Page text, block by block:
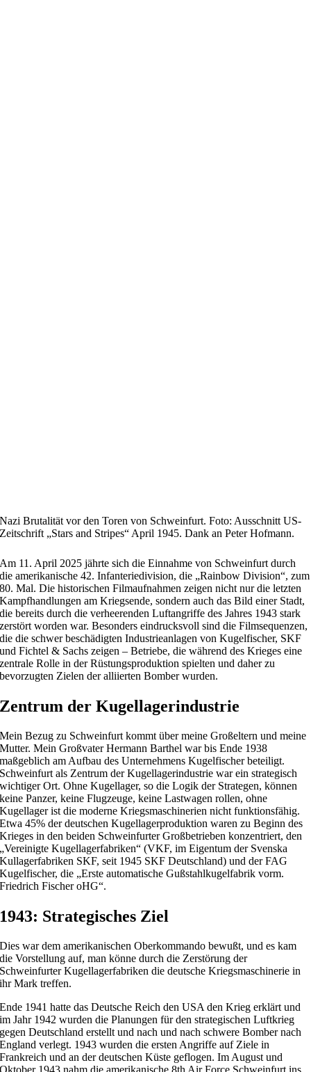
Nazi Brutalität vor den Toren von Schweinfurt. Foto: Ausschnitt US-
Zeitschrift „Stars and Stripes“ April 1945. Dank an Peter Hofmann.
Am 11. April 2025 jährte sich die Einnahme von Schweinfurt durch
die amerikanische 42. Infanteriedivision, die „Rainbow Division“, zum
80. Mal. Die historischen Filmaufnahmen zeigen nicht nur die letzten
Kampfhandlungen am Kriegsende, sondern auch das Bild einer Stadt,
die bereits durch die verheerenden Luftangriffe des Jahres 1943 stark
zerstört worden war. Besonders eindrucksvoll sind die Filmsequenzen,
die die schwer beschädigten Industrieanlagen von Kugelfischer, SKF
und Fichtel & Sachs zeigen – Betriebe, die während des Krieges eine
zentrale Rolle in der Rüstungsproduktion spielten und daher zu
bevorzugten Zielen der alliierten Bomber wurden.
Zentrum der Kugellagerindustrie
Mein Bezug zu Schweinfurt kommt über meine Großeltern und meine
Mutter. Mein Großvater Hermann Barthel war bis Ende 1938
maßgeblich am Aufbau des Unternehmens Kugelfischer beteiligt.
Schweinfurt als Zentrum der Kugellagerindustrie war ein strategisch
wichtiger Ort. Ohne Kugellager, so die Logik der Strategen, können
keine Panzer, keine Flugzeuge, keine Lastwagen rollen, ohne
Kugellager ist die moderne Kriegsmaschinerien nicht funktionsfähig.
Etwa 45% der deutschen Kugellagerproduktion waren zu Beginn des
Krieges in den beiden Schweinfurter Großbetrieben konzentriert, den
„Vereinigte Kugellagerfabriken“ (VKF, im Eigentum der Svenska
Kullagerfabriken SKF, seit 1945 SKF Deutschland) und der FAG
Kugelfischer, die „Erste automatische Gußstahlkugelfabrik vorm.
Friedrich Fischer oHG“.
1943: Strategisches Ziel
Dies war dem amerikanischen Oberkommando bewußt, und es kam
die Vorstellung auf, man könne durch die Zerstörung der
Schweinfurter Kugellagerfabriken die deutsche Kriegsmaschinerie in
ihr Mark treffen.
Ende 1941 hatte das Deutsche Reich den USA den Krieg erklärt und
im Jahr 1942 wurden die Planungen für den strategischen Luftkrieg
gegen Deutschland erstellt und nach und nach schwere Bomber nach
England verlegt. 1943 wurden die ersten Angriffe auf Ziele in
Frankreich und an der deutschen Küste geflogen. Im August und
Oktober 1943 nahm die amerikanische 8th Air Force Schweinfurt ins